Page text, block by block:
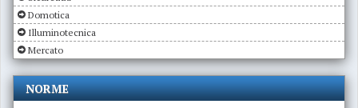
Domotica
Illuminotecnica
Mercato
NORME